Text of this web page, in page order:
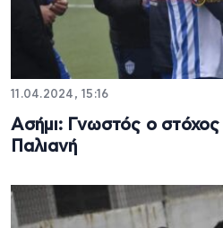
11.04.2024, 15:16
Ασήμι: Γνωστός ο
Παλιανή